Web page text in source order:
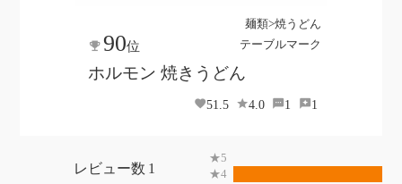
麺類>焼うどん
テーブルマーク
90位
ホルモン 焼きうどん
51.5 4.0 1 1
1